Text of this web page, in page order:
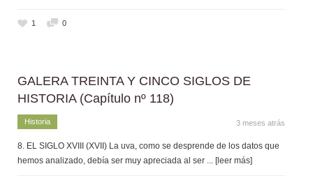
1 0
GALERA TREINTA Y CINCO SIGLOS DE
HISTORIA (Capítulo nº 118)
Historia 3 meses atrás
8. EL SIGLO XVIII (XVII) La uva, como se desprende de los datos que
hemos analizado, debía ser muy apreciada al ser ... [leer más]